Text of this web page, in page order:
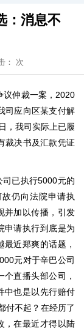
：消息不
： 次
议仲裁一案，2020
司应向区某支付解
，我司实际上已履
裁决书及汇款凭证
已执行5000元的
仍向法院申请执
并加以传播，引发
申请执行到底是为
近郑爽的话题，
元对于辛巴公司
直播头部公司，
中也是以先行赔付
付不起？在经历了
，在最近才得以陆